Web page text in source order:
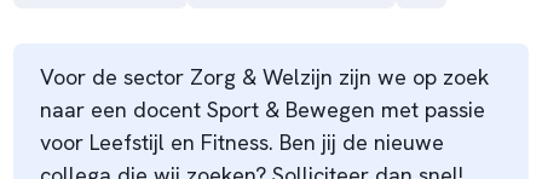
Voor de sector Zorg & Welzijn zijn we op zoek
naar een docent Sport & Bewegen met passie
voor Leefstijl en Fitness. Ben jij de nieuwe